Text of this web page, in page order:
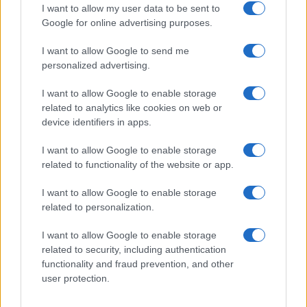
I want to allow my user data to be sent to
Google for online advertising purposes.
I want to allow Google to send me
personalized advertising.
I want to allow Google to enable storage
related to analytics like cookies on web or
device identifiers in apps.
I want to allow Google to enable storage
related to functionality of the website or app.
I want to allow Google to enable storage
related to personalization.
I want to allow Google to enable storage
related to security, including authentication
functionality and fraud prevention, and other
user protection.
Perché il virus ha colpito
soprattutto l’Italia? Lo studio dei
“fenomeni” di Oxford…
20 Maggio 2020, 17:50
nicolaporro.it